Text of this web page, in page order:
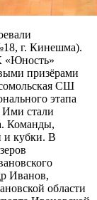
г. Кинешма).
«Юность»
призёрами
СШ
этапа
Ими стали
Команды,
и кубки. В
Иванов,
области